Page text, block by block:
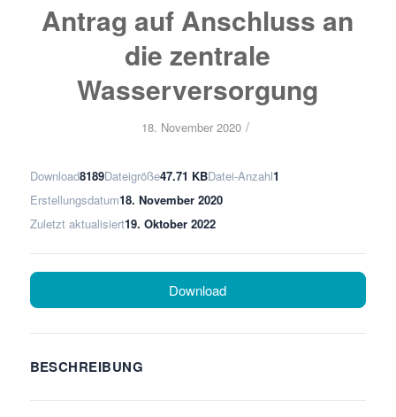
Antrag auf Anschluss an
die zentrale
Wasserversorgung
18. November 2020 /
Download8189Dateigröße47.71 KBDatei-Anzahl1
Erstellungsdatum18. November 2020
Zuletzt aktualisiert19. Oktober 2022
Download
BESCHREIBUNG